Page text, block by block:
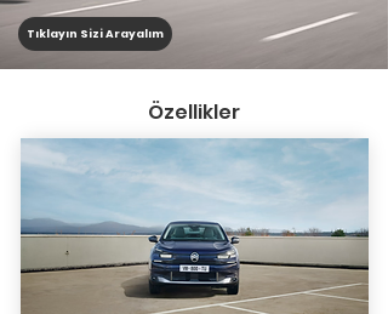
Tıklayın Sizi Arayalım
Özellikler